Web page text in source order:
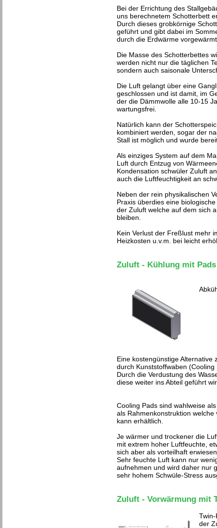
Bei der Errichtung des
uns berechnetem Schotterbett
Durch dieses grobkörnige
geführt und gibt dabei im
durch die Erdwärme
Die Masse des Schotterbettes
werden nicht nur die täglichen
sondern auch saisonale
Die Luft gelangt über eine
geschlossen und ist damit, im
der die Dämmwolle alle 10-15
wartungsfrei.
Natürlich kann der
kombiniert werden, sogar der
Stall ist möglich und wurde
Als einziges System auf dem
Luft durch Entzug von
Kondensation schwüler Zuluft
auch die Luftfeuchtigkeit an
Neben der rein physikalischen
Praxis überdies eine
der Zuluft welche auf dem sich
bleiben.
Kein Verlust der Freßlust mehr
Heizkosten u.v.m. bei leicht
Zuluft - Kühlung mit Pads
Eine kostengünstige
durch Kunststoffwaben
Durch die Verdustung des
diese weiter ins Abteil geführt
Cooling Pads sind wahlweise
als Rahmenkonstruktion
kann erhältlich.
Je wärmer und trockener die
mit extrem hoher Luftfeuchte,
sich aber als vorteilhaft
Sehr feuchte Luft kann nur
aufnehmen und wird daher nur
sehr hohem Schwüle-Stress
Zuluft - Vorwärmung mit
der